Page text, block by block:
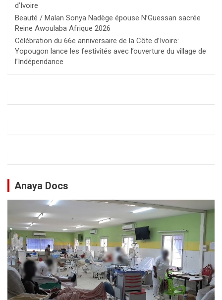
d’Ivoire
Beauté / Malan Sonya Nadège épouse N’Guessan sacrée
Reine Awoulaba Afrique 2026
Célébration du 66e anniversaire de la Côte d’Ivoire:
Yopougon lance les festivités avec l’ouverture du village de
l’Indépendance
Anaya Docs